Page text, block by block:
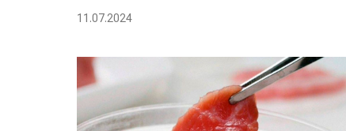
11.07.2024
авиатоплива